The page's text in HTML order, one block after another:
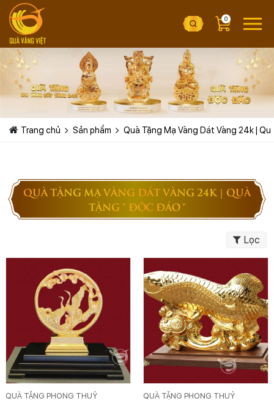
0
Trang chủ Sản phẩm Quà Tặng Mạ Vàng Dát Vàng 24k |
QUÀ TẶNG MẠ VÀNG DÁT VÀNG 24K | QUÀ
TẶNG " ĐỘC ĐÁO "
Lọc
QUÀ TẶNG PHONG THUỶ QUÀ TẶNG PHONG THUỶ